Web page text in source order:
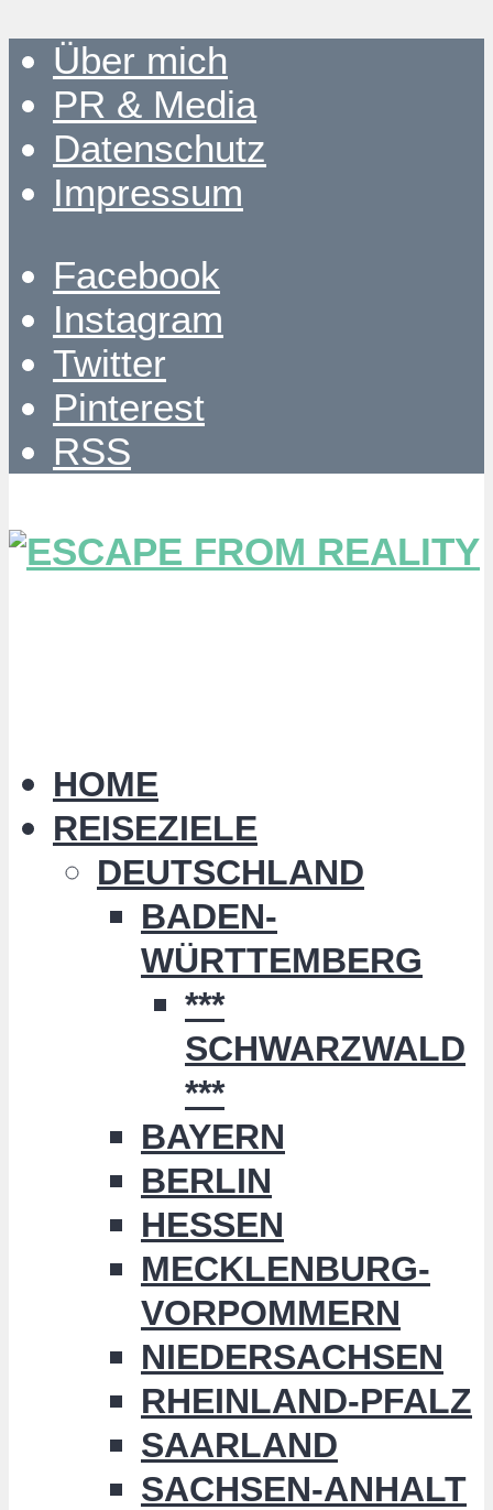
Über mich
PR & Media
Datenschutz
Impressum
Facebook
Instagram
Twitter
Pinterest
RSS
HOME
REISEZIELE
DEUTSCHLAND
BADEN-
WÜRTTEMBERG
***
SCHWARZWALD
***
BAYERN
BERLIN
HESSEN
MECKLENBURG-
VORPOMMERN
NIEDERSACHSEN
RHEINLAND-PFALZ
SAARLAND
SACHSEN-ANHALT